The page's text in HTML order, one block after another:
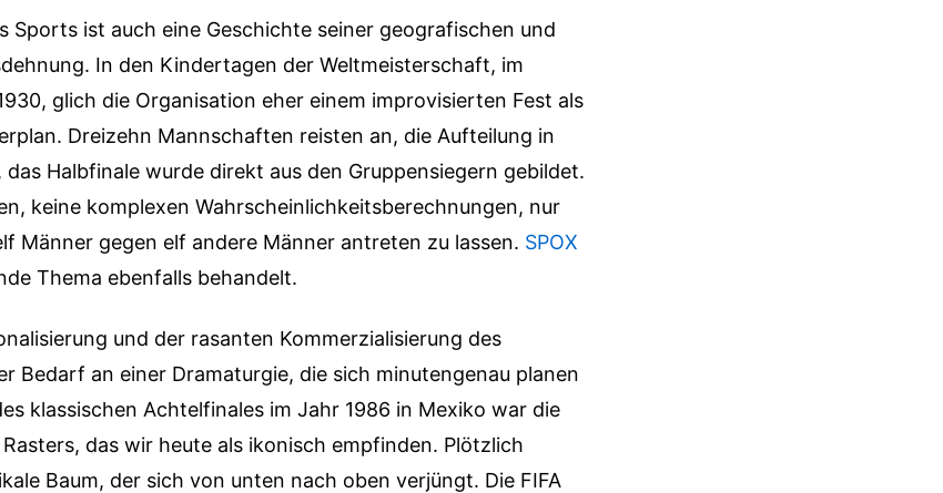
Sports ist auch eine Geschichte seiner geografischen und
In den Kindertagen der Weltmeisterschaft, im
glich die Organisation eher einem improvisierten Fest als
Dreizehn Mannschaften reisten an, die Aufteilung in
Halbfinale wurde direkt aus den Gruppensiegern gebildet.
keine komplexen Wahrscheinlichkeitsberechnungen, nur
Männer gegen elf andere Männer antreten zu lassen. SPOX
Thema ebenfalls behandelt.
und der rasanten Kommerzialisierung des
Bedarf an einer Dramaturgie, die sich minutengenau planen
klassischen Achtelfinales im Jahr 1986 in Mexiko war die
das wir heute als ikonisch empfinden. Plötzlich
Baum, der sich von unten nach oben verjüngt. Die FIFA